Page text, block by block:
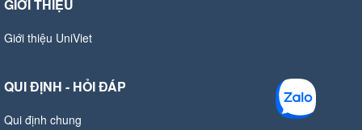
GIỚI THIỆU
Giới thiệu UniViet
QUI ĐỊNH - HỎI ĐÁP
Qui định chung